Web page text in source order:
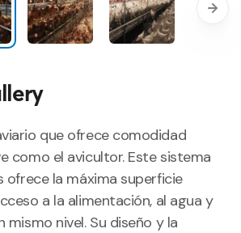
que ofrece comodidad
como el avicultor. Este sistema
ofrece la máxima superficie
a la alimentación, al agua y
mismo nivel. Su diseño y la